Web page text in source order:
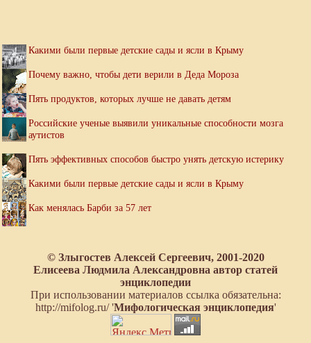
Какими были первые детские сады и ясли в Крыму
Почему важно, чтобы дети верили в Деда Мороза
Пять продуктов, которых лучше не давать детям
Российские ученые выявили уникальные способности мозга
аутистов
Пять эффективных способов быстро унять детскую истерику
Какими были первые детские сады и ясли в Крыму
Как менялась Барби за 57 лет
© Злыгостев Алексей Сергеевич, 2001-2020
Елисеева Людмила Александровна автор статей
энциклопедии
При использовании материалов ссылка обязательна:
http://mifolog.ru/ 'Мифологическая энциклопедия'